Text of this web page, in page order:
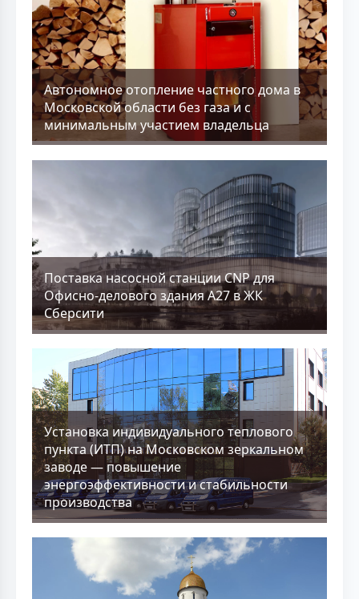
Aвтономное отопление частного дома в
Московской области без газа и с
минимальным участием владельца
Поставка насосной станции CNP для
Офисно-делового здания А27 в ЖК
Сберсити
Установка индивидуального теплового
пункта (ИТП) на Московском зеркальном
заводе — повышение
энергоэффективности и стабильности
производства